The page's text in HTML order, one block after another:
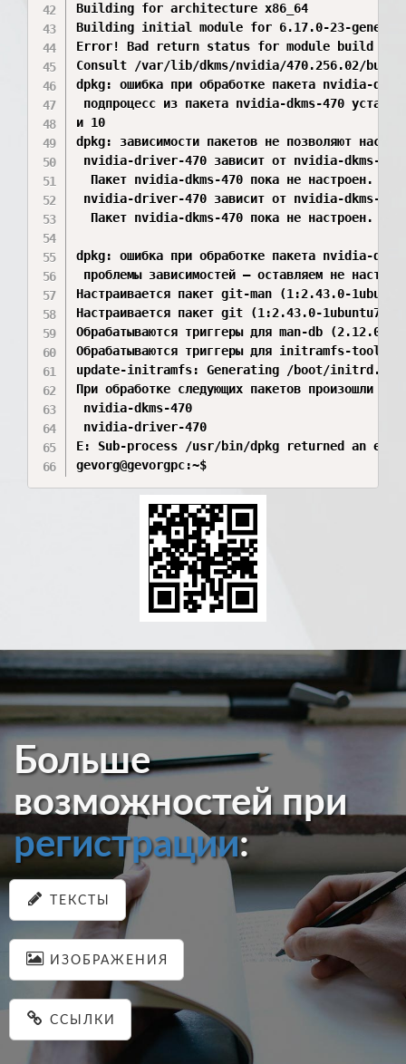
Building for architecture x86_64
Building initial module for 6.17.0-23-generic
Error! Bad return status for module build on
Consult /var/lib/dkms/nvidia/470.256.02/
dpkg: ошибка при обработке пакета nvidia-
подпроцесс из пакета nvidia-dkms-470
и 10
dpkg: зависимости пакетов не позволяют
nvidia-driver-470 зависит от nvidia-dkms-
  Пакет nvidia-dkms-470 пока не настроен.
nvidia-driver-470 зависит от nvidia-dkms-
  Пакет nvidia-dkms-470 пока не настроен.
dpkg: ошибка при обработке пакета nvidia-
проблемы зависимостей — оставляем не
Настраивается пакет git-man (1:2.43.0-
Настраивается пакет git (1:2.43.0-
Обрабатываются триггеры для man-db (2.12.0-
Обрабатываются триггеры для initramfs-tools
update-initramfs: Generating /boot/
При обработке следующих пакетов произошли
nvidia-dkms-470
nvidia-driver-470
E: Sub-process /usr/bin/dpkg returned an
gevorg@gevorgpc:~$
Больше
возможностей при
регистрации:
ТЕКСТЫ
ИЗОБРАЖЕНИЯ
ССЫЛКИ